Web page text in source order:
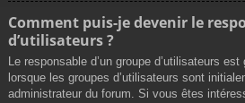
Comment puis-je devenir le
d’utilisateurs ?
Le responsable d’un groupe d’utilisateurs
lorsque les groupes d’utilisateurs sont
administrateur du forum. Si vous êtes